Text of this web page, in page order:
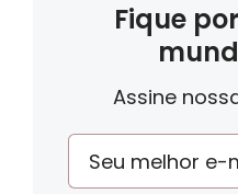
Fique
Assine